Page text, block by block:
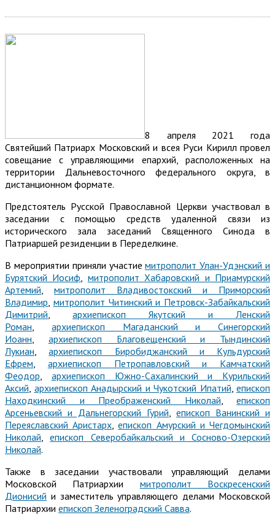
8 апреля 2021 года
Святейший Патриарх Московский и всея Руси Кирилл провел
совещание с управляющими епархий, расположенных на
территории Дальневосточного федерального округа, в
дистанционном формате.
Предстоятель Русской Православной Церкви участвовал в
заседании с помощью средств удаленной связи из
исторического зала заседаний Священного Синода в
Патриаршей резиденции в Переделкине.
В мероприятии приняли участиемитрополит Улан-Удэнский и
Бурятский Иосиф, митрополит Хабаровский и Приамурский
Артемий, митрополит Владивостокский и Приморский
Владимир, митрополит Читинский и Петровск-Забайкальский
Димитрий, архиепископ Якутский и Ленский
Роман, архиепископ Магаданский и Синегорский
Иоанн, архиепископ Благовещенский и Тындинский
Лукиан,архиепископ Биробиджанский и Кульдурский
Ефрем, архиепископ Петропавловский и Камчатский
Феодор, архиепископ Южно-Сахалинский и Курильский
Аксий, архиепископ Анадырский и Чукотский Ипатий, епископ
Находкинский и Преображенский Николай, епископ
Арсеньевский и Дальнегорский Гурий, епископ Ванинский и
Переяславский Аристарх,епископ Амурский и Чегдомынский
Николай,епископ Северобайкальский и Сосново-Озерский
Николай.
Также в заседании участвовали управляющий делами
Московской Патриархии митрополит Воскресенский
Дионисий и заместитель управляющего делами Московской
Патриархии епископ Зеленоградский Савва.